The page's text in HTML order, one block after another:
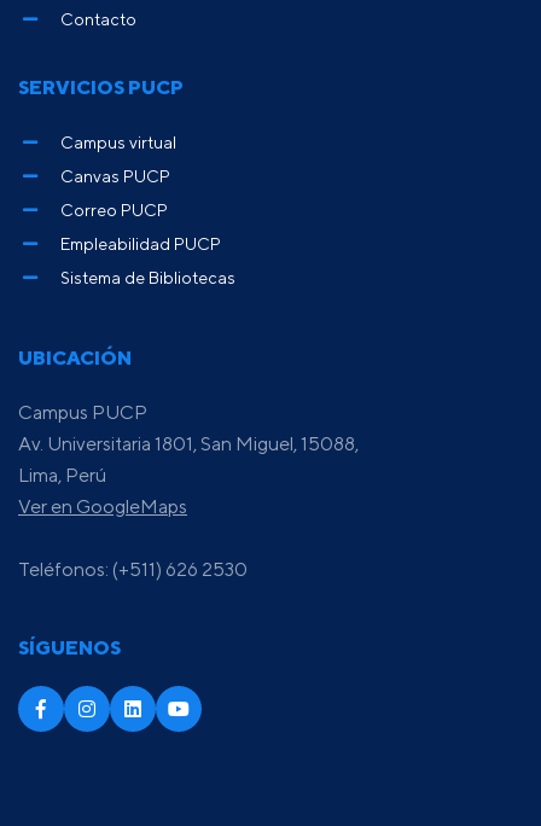
UBICACIÓN
Campus PUCP
Av. Universitaria 1801, San Miguel, 15088,
Lima, Perú
Ver en GoogleMaps
Teléfonos: (+511) 626 2530
SÍGUENOS
Contacto
SERVICIOS PUCP
Campus virtual
Canvas PUCP
Correo PUCP
Empleabilidad PUCP
Sistema de Bibliotecas